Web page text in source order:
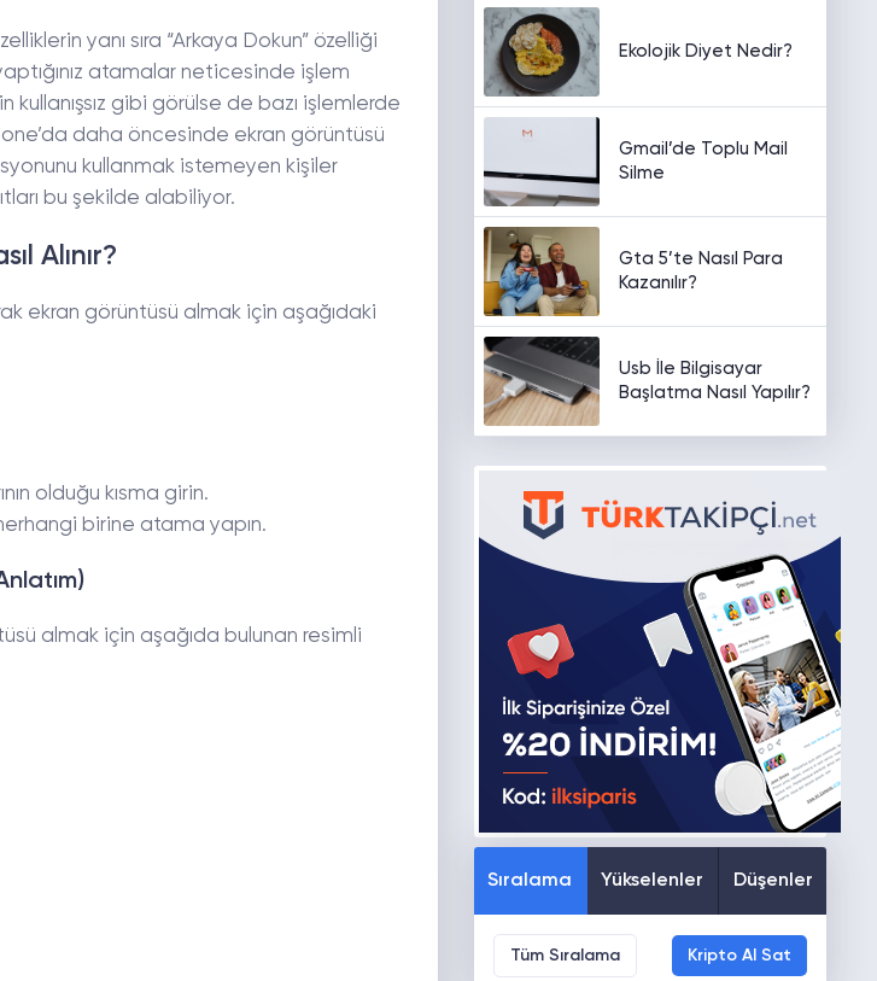
yanı sıra “Arkaya Dokun” özelliği
atamalar neticesinde işlem
kullanışsız gibi görülse de bazı işlemlerde
daha öncesinde ekran görüntüsü
kullanmak istemeyen kişiler
bu şekilde alabiliyor.
Alınır?
ekran görüntüsü almak için aşağıdaki
olduğu kısma girin.
birine atama yapın.
almak için aşağıda bulunan resimli
Ekolojik Diyet Nedir?
Gmail’de Toplu Mail
Silme
Gta 5’te Nasıl Para
Kazanılır?
Usb İle Bilgisayar
Başlatma Nasıl Yapılır?
Sıralama Yükselenler Düşenler
Tüm Sıralama Kripto Al Sat